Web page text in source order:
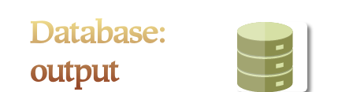
Database:
output